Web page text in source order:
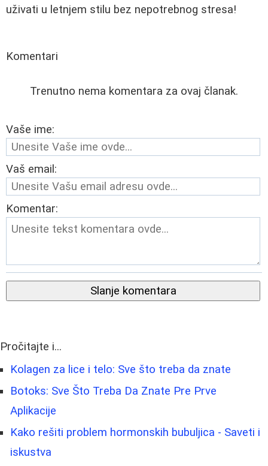
uživati u letnjem stilu bez nepotrebnog stresa!
Komentari
Trenutno nema komentara za ovaj članak.
Vaše ime:
Vaš email:
Komentar:
Slanje komentara
Pročitajte i...
Kolagen za lice i telo: Sve što treba da znate
Botoks: Sve Što Treba Da Znate Pre Prve
Aplikacije
Kako rešiti problem hormonskih bubuljica - Saveti i
iskustva